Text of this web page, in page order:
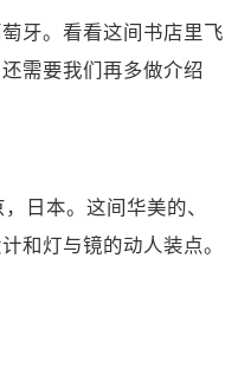
牙。看看这间书店里飞
需要我们再多做介绍
日本。这间华美的、
和灯与镜的动人装点。